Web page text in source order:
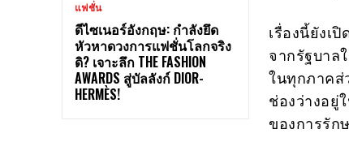
แฟชั่น
ดีไซเนอร์อังกฤษ: กำลังยึด
หัวหาดวงการแฟชั่นโลกจริง
ดิ? เจาะลึก THE FASHION
AWARDS สู่บัลลังก์ DIOR-
HERMÈS!
เรื่องนี้ยังเ
จากรัฐบาล
ในทุกภาคส่
ช่องว่างอยู่
ของการรัก